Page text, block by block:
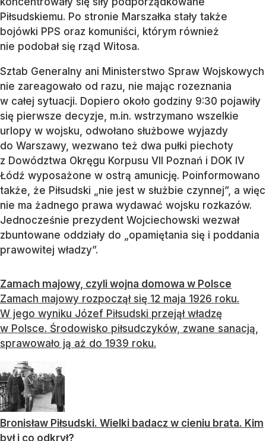
Piłsudskiemu. Po stronie Marszałka stały także
bojówki PPS oraz komuniści, którym również
nie podobał się rząd Witosa.
Sztab Generalny ani Ministerstwo Spraw Wojskowych
nie zareagowało od razu, nie mając rozeznania
w całej sytuacji. Dopiero około godziny 9:30 pojawiły
się pierwsze decyzje, m.in. wstrzymano wszelkie
urlopy w wojsku, odwołano służbowe wyjazdy
do Warszawy, wezwano też dwa pułki piechoty
z Dowództwa Okręgu Korpusu VII Poznań i DOK IV
Łódź wyposażone w ostrą amunicję. Poinformowano
także, że Piłsudski „nie jest w służbie czynnej”, a więc
nie ma żadnego prawa wydawać wojsku rozkazów.
Jednocześnie prezydent Wojciechowski wezwał
zbuntowane oddziały do „opamiętania się i poddania
prawowitej władzy”.
Zamach majowy, czyli wojna domowa w Polsce
Zamach majowy rozpoczął się 12 maja 1926 roku.
W jego wyniku Józef Piłsudski przejął władzę
w Polsce. Środowisko piłsudczyków, zwane sanacją,
sprawowało ją aż do 1939 roku.
Bronisław Piłsudski. Wielki badacz w cieniu brata. Kim
był i co odkrył?